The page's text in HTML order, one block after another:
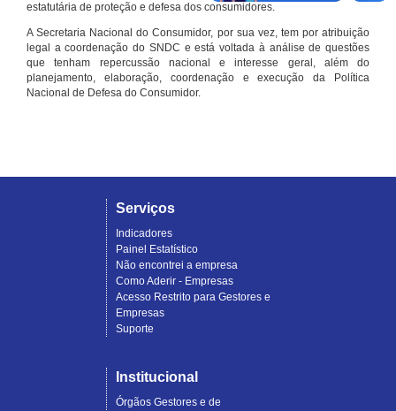
estatutária de proteção e defesa dos consumidores.
A Secretaria Nacional do Consumidor, por sua vez, tem por atribuição
legal a coordenação do SNDC e está voltada à análise de questões
que tenham repercussão nacional e interesse geral, além do
planejamento, elaboração, coordenação e execução da Política
Nacional de Defesa do Consumidor.
Serviços
Indicadores
Painel Estatístico
Não encontrei a empresa
Como Aderir - Empresas
Acesso Restrito para Gestores e
Empresas
Suporte
Institucional
Órgãos Gestores e de